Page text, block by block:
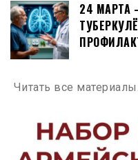
24 МАРТА
Читать все